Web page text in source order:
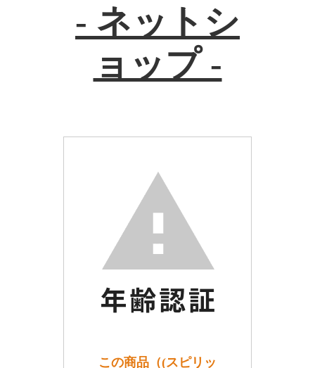
- ネットシ
ョップ -
この商品（(スピリッ